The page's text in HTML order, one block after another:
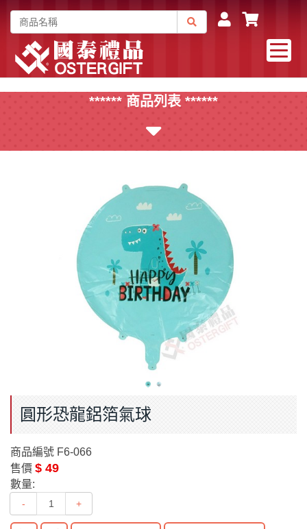
****** 商品列表 ******
圓形恐龍鋁箔氣球
商品編號 F6-066
售價 $ 49
數量:
- +